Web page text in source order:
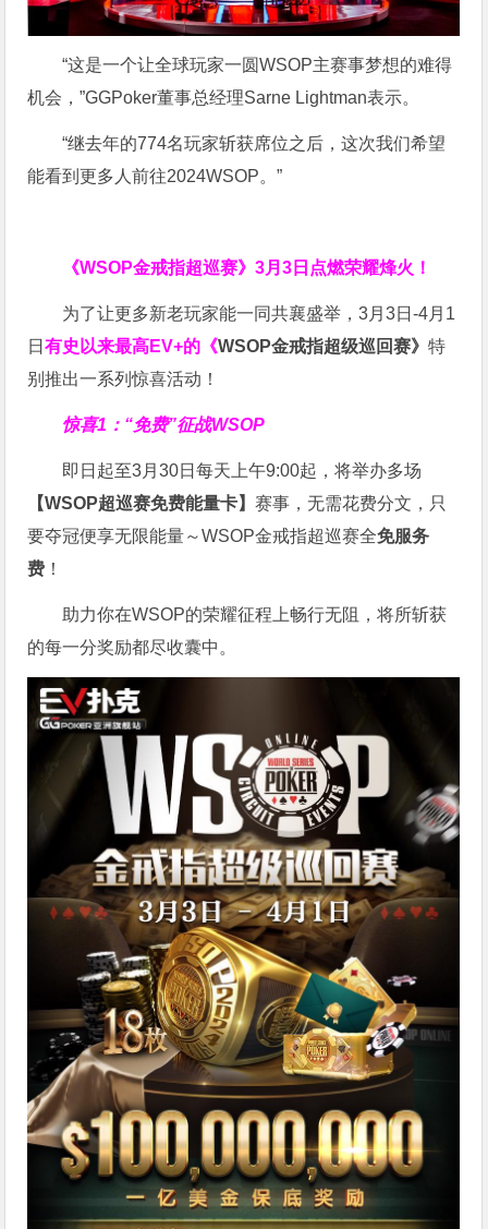
“这是一个让全球玩家一圆WSOP主赛事梦想的难得
机会，”GGPoker董事总经理Sarne Lightman表示。
“继去年的774名玩家斩获席位之后，这次我们希望
能看到更多人前往2024WSOP。”
《WSOP金戒指超巡赛》3月3日点燃荣耀烽火！
为了让更多新老玩家能一同共襄盛举，3月3日-4月1
日有史以来最高EV+的《WSOP金戒指超级巡回赛》特
别推出一系列惊喜活动！
惊喜1：“免费”征战WSOP
即日起至3月30日每天上午9:00起，将举办多场
【WSOP超巡赛免费能量卡】赛事，无需花费分文，只
要夺冠便享无限能量～WSOP金戒指超巡赛全免服务
费 ！
助力你在WSOP的荣耀征程上畅行无阻，将所斩获
的每一分奖励都尽收囊中。